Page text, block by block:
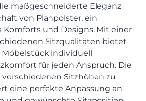
Kreativität
Lösungen für dein Zuhause
zwar nicht neu erfunden.
Kreativität
normal
maßgeschneiderte Eleganz
von Planpolster, ein
Komforts und Designs. Mit einer
Sitzqualitäten bietet
Möbelstück individuell
für jeden Anspruch. Die
verschiedenen Sitzhöhen zu
eine perfekte Anpassung an